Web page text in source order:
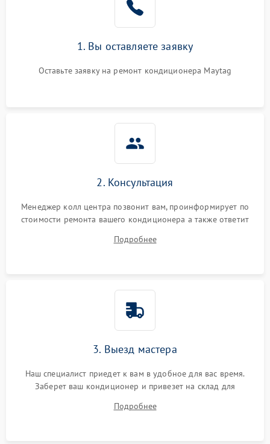
1. Вы оставляете заявку
Оставьте заявку на ремонт кондиционера Maytag
2. Консультация
Менеджер колл центра позвонит вам, проинформирует по
стоимости ремонта вашего кондиционера а также ответит
Подробнее
3. Выезд мастера
Наш специалист приедет к вам в удобное для вас время.
Заберет ваш кондиционер и привезет на склад для
Подробнее